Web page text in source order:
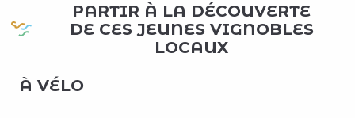
PARTIR À LA DÉCOUVERTE
DE CES JEUNES VIGNOBLES
LOCAUX
À VÉLO